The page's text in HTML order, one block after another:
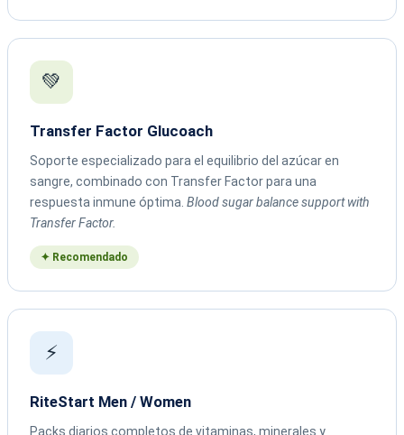
💚
Transfer Factor Glucoach
Soporte especializado para el equilibrio del azúcar en
sangre, combinado con Transfer Factor para una
respuesta inmune óptima. Blood sugar balance support with
Transfer Factor.
✦ Recomendado
⚡
RiteStart Men / Women
Packs diarios completos de vitaminas, minerales y